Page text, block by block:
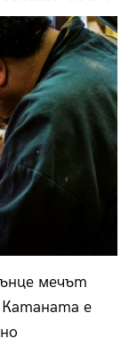
мечът
Катаната е